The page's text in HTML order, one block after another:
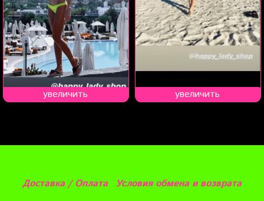
увеличить увеличить
Доставка / Оплата
Условия обмена и возврата